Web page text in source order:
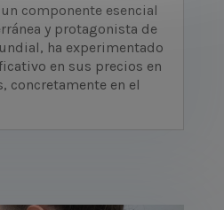
componente esencial
y protagonista de
ha experimentado
en sus precios en
concretamente en el